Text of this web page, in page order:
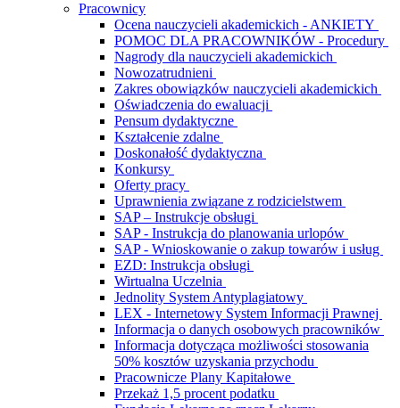
Pracownicy
Ocena nauczycieli akademickich - ANKIETY
POMOC DLA PRACOWNIKÓW - Procedury
Nagrody dla nauczycieli akademickich
Nowozatrudnieni
Zakres obowiązków nauczycieli akademickich
Oświadczenia do ewaluacji
Pensum dydaktyczne
Kształcenie zdalne
Doskonałość dydaktyczna
Konkursy
Oferty pracy
Uprawnienia związane z rodzicielstwem
SAP – Instrukcje obsługi
SAP - Instrukcja do planowania urlopów
SAP - Wnioskowanie o zakup towarów i usług
EZD: Instrukcja obsługi
Wirtualna Uczelnia
Jednolity System Antyplagiatowy
LEX - Internetowy System Informacji Prawnej
Informacja o danych osobowych pracowników
Informacja dotycząca możliwości stosowania
50% kosztów uzyskania przychodu
Pracownicze Plany Kapitałowe
Przekaż 1,5 procent podatku